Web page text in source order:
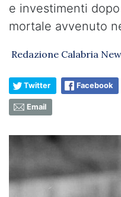
e investimenti
mortale avvenuto
Redazione Calabria
Twitter Facebook
Email